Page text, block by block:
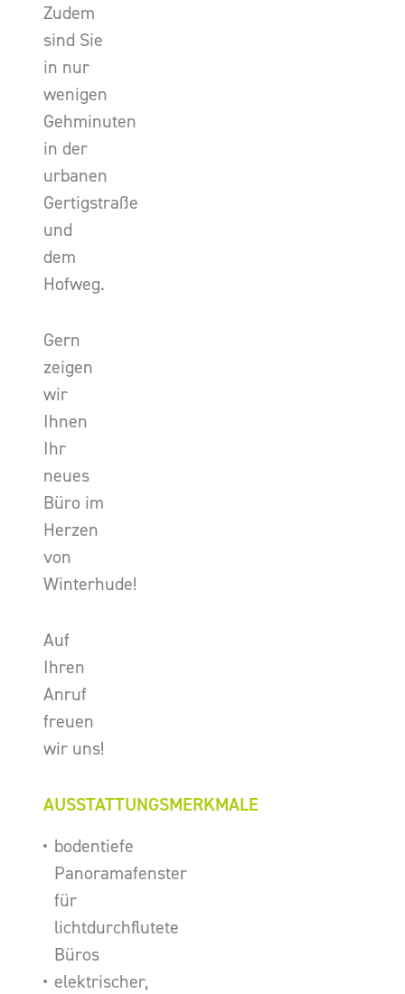
Zudem
sind Sie
in nur
wenigen
Gehminuten
in der
urbanen
Gertigstraße
und
dem
Hofweg.
Gern
zeigen
wir
Ihnen
Ihr
neues
Büro im
Herzen
von
Winterhude!
Auf
Ihren
Anruf
freuen
wir uns!
AUSSTATTUNGSMERKMALE
bodentiefe
Panoramafenster
für
lichtdurchflutete
Büros
elektrischer,